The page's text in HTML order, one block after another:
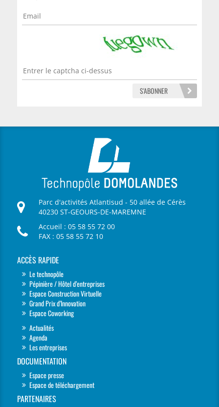
Parc d'activités Atlantisud - 50 allée de Cérès
40230 ST-GEOURS-DE-MAREMNE
Accueil : 05 58 55 72 00
FAX : 05 58 55 72 10
ACCÈS RAPIDE
Le technopôle
Pépinière / Hôtel d’entreprises
Espace Construction Virtuelle
Grand Prix d’Innovation
Espace Coworking
Actualités
Agenda
Les entreprises
DOCUMENTATION
Espace presse
Espace de téléchargement
PARTENAIRES